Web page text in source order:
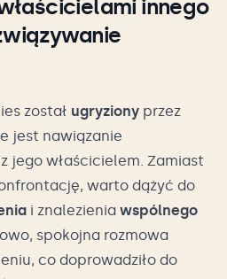
innego
został ugryziony przez
jest nawiązanie
z jego właścicielem. Zamiast
warto dążyć do
i znalezienia wspólnego
spokojna rozmowa
co doprowadziło do